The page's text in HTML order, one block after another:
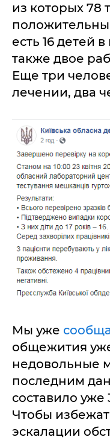
из которых 78
есть 16 детей в
также двое
Еще три
лечении, два
Мы уже
общежития
недовольные
последним
составило уже
Чтобы
эскалации